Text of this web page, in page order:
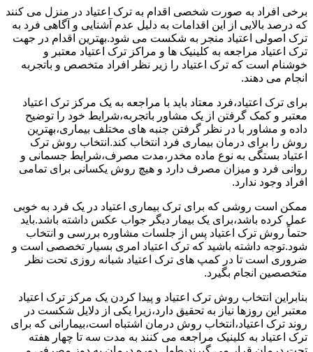
برخی افراد به صورت شخصی اقدام به ترک اعتیاد در منزل می کنند
که درصد بالایی از این اقدامات به دلیل عدم آشنایی و آگاهی فرد به
ترک اصولی اعتیاد منجر به شکست می شود.بهترین اقدام در جهت
ترک اعتیاد مراجعه به کلینیک ها و مراکز ترک اعتیاد معتبر و
خوشنام است که ترک اعتیاد را زیر نظر افراد متخصص و باتجربه
انجام می دهند.
برای ترک اعتیاد،فرد معتاد باید با مراجعه به یک مرکز ترک اعتیاد
معتبر و کمک گرفتن از یک مشاور باتجربه،شرایط خود را توضیح
داده و مشاور با در نظر گرفتن جنبه های مختلف بیماری،بهترین
روش را برای درمان بیماری فرد انتخاب کند.انتخاب روش ترک
اعتیاد بستگی به نوع ماده مخدر،مدت مصرف،شرایط جسمانی و
روانی فرد و میزان مصرف دارد و هیچ روش یکسانی برای تمامی
افراد وجود ندارد.
ممکن است روشی که برای ترک بیماری اعتیاد در یک فرد به خوبی
عمل کرده باشد،برای یک بیمار دیگر جواب عکس داشته باشد.باید
حتماً روش ترک اعتیاد پس از جلسات مشاوره بررسی و انتخاب
شود.توجه داشته باشید که ترک اعتیاد امری بسیار تخصصی است و
ضروری است تا در کمپ های ترک اعتیاد شبانه روزی تحت نظر
متخصصین انجام بگیرد.
بنابراین انتخاب روش ترک اعتیاد و پیدا کردن یک مرکز ترک اعتیاد
معتبر این روزها نیاز به تحقیق دارد،زیرا یکی از دلایل شکست در
روند ترک اعتیاد،انتخاب روش درمان اشتباه است،بیمارانی که برای
ترک اعتیاد به کلینیک مراجعه می کنند به مدت سه تا چهار هفته